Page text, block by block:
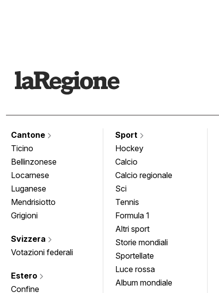
Cantone
Ticino
Bellinzonese
Locarnese
Luganese
Mendrisiotto
Grigioni
Svizzera
Votazioni federali
Estero
Confine
Sport
Hockey
Calcio
Calcio regionale
Sci
Tennis
Formula 1
Altri sport
Storie mondiali
Sportellate
Luce rossa
Album mondiale